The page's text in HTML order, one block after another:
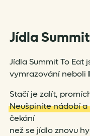
Jídla
Jídla Summit To Eat
vymrazování neboli
Stačí je zalít,
Neušpiníte nádobí a
čekání
než se jídlo znovu